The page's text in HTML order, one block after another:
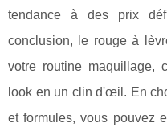
tendance à des prix
conclusion, le rouge à
votre routine maquillage,
look en un clin d'œil. En
et formules, vous pouvez